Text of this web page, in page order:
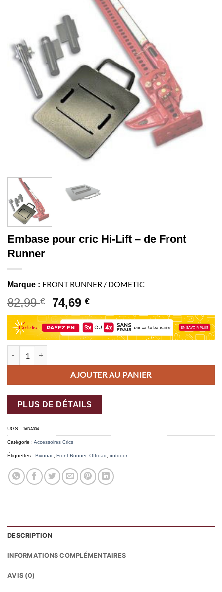
Embase pour cric Hi-Lift – de Front
Runner
Marque : FRONT RUNNER / DOMETIC
82,99€ 74,69€
AJOUTER AU PANIER
PLUS DE DÉTAILS
UGS : JADA004
Catégorie : Accessoires Crics
Étiquettes : Bivouac, Front Runner, Offroad , outdoor
DESCRIPTION
INFORMATIONS COMPLÉMENTAIRES
AVIS (0)